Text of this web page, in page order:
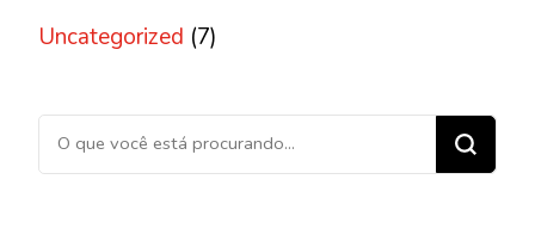
Uncategorized (7)
Procurando algo?